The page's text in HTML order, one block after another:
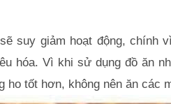
suy giảm hoạt động, chính
hóa. Vì khi sử dụng đồ ăn
tốt hơn, không nên ăn các